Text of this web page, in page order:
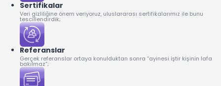
Sertifikalar
Veri gizliliğine önem veriyoruz, uluslararası sertifikalarımız ile bunu
tescillendirdik;
Referanslar
Gerçek referanslar ortaya konulduktan sonra “ayinesi iştir kişinin lafa
bakılmaz”;